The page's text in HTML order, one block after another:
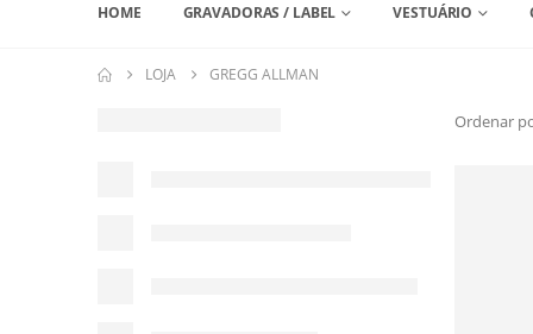
HOME GRAVADORAS / LABEL VESTUÁRIO
LOJA GREGG ALLMAN
Ordenar